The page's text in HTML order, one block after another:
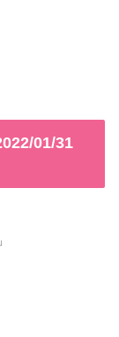
01/31